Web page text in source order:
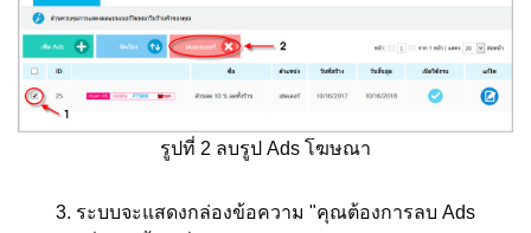
รูปที่ 2 ลบรูป Ads โฆษณา
3. ระบบจะแสดงกล่องข้อความ "คุณต้องการลบ Ads